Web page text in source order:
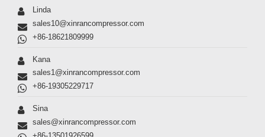
Linda
sales10@xinrancompressor.com
+86-18621809999
Kana
sales1@xinrancompressor.com
+86-19305229717
Sina
sales@xinrancompressor.com